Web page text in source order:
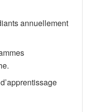
annuellement